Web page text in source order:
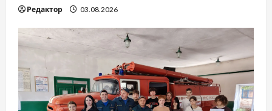
Редактор 03.08.2026